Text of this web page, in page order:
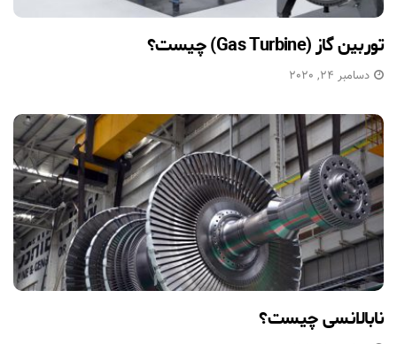
توربین گاز (Gas Turbine) چیست؟
دسامبر 24, 2020
نابالانسی چیست؟